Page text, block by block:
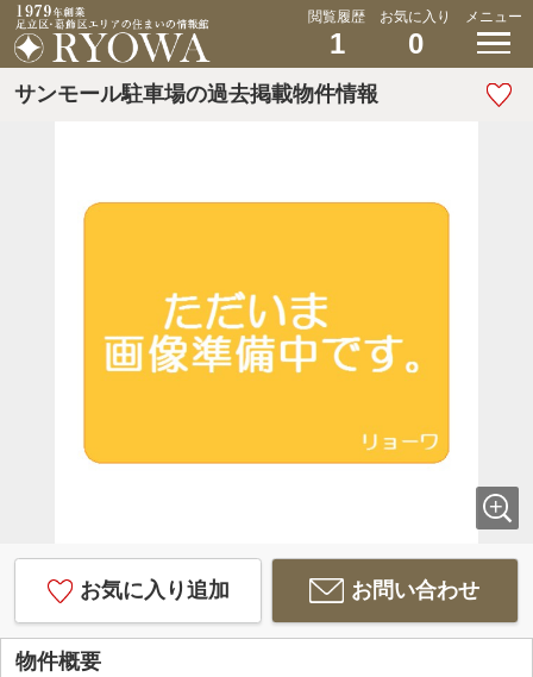
閲覧履歴
1
お気に入り
0
メニュー
サンモール駐車場の過去掲載物件情報
お気に入り追加 お問い合わせ
物件概要